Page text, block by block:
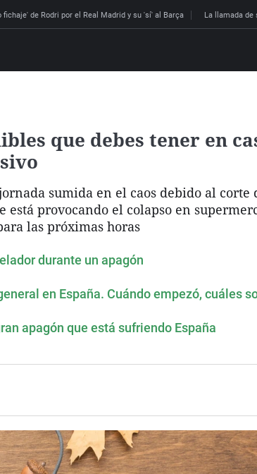
de Rodri por el Real Madrid y su 'sí' al Barça La llamada de
que debes tener en
sumida en el caos debido al
provocando el colapso en
las próximas horas
durante un apagón
en España. Cuándo empezó, cuáles
apagón que está sufriendo España